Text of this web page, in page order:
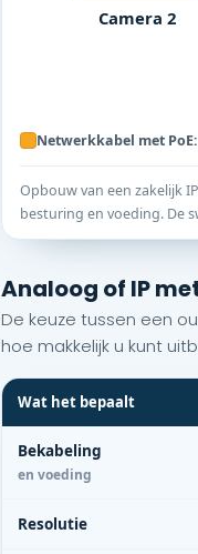
Camera 2
Netwerkkabel met
Opbouw van een zakelijk
besturing en voeding. De
Analoog of IP
De keuze tussen een
hoe makkelijk u kunt
Wat het bepaalt
Bekabeling
en voeding
Resolutie